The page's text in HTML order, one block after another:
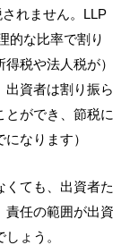
れません。LLP
的な比率で割り
税や法人税が）
出資者は割り振ら
とができ、節税に
なります）
くても、出資者た
責任の範囲が出資
ょう。